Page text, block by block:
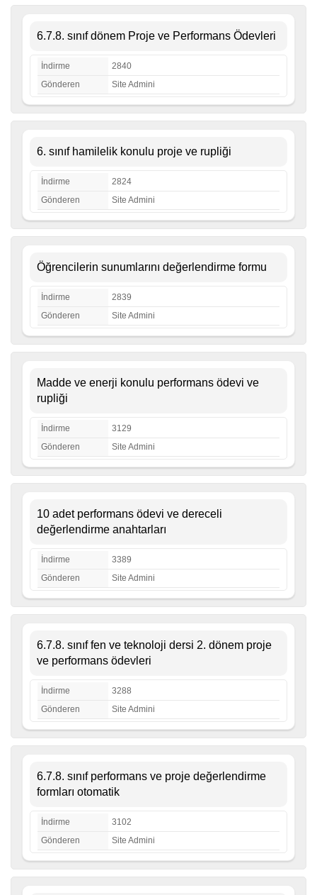
6.7.8. sınıf dönem Proje ve Performans Ödevleri
İndirme
2840
Gönderen
Site Admini
6. sınıf hamilelik konulu proje ve rupliği
İndirme
2824
Gönderen
Site Admini
Öğrencilerin sunumlarını değerlendirme formu
İndirme
2839
Gönderen
Site Admini
Madde ve enerji konulu performans ödevi ve
rupliği
İndirme
3129
Gönderen
Site Admini
10 adet performans ödevi ve dereceli
değerlendirme anahtarları
İndirme
3389
Gönderen
Site Admini
6.7.8. sınıf fen ve teknoloji dersi 2. dönem proje
ve performans ödevleri
İndirme
3288
Gönderen
Site Admini
6.7.8. sınıf performans ve proje değerlendirme
formları otomatik
İndirme
3102
Gönderen
Site Admini